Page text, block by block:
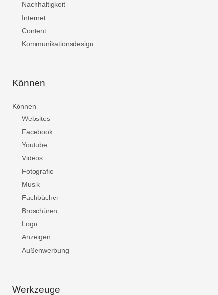
Nachhaltigkeit
Internet
Content
Kommunikationsdesign
Können
Können
Websites
Facebook
Youtube
Videos
Fotografie
Musik
Fachbücher
Broschüren
Logo
Anzeigen
Außenwerbung
Werkzeuge